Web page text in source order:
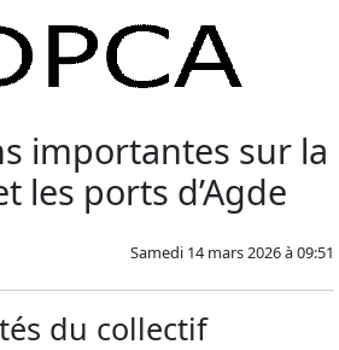
importantes sur la
les ports d’Agde
Samedi 14 mars 2026 à 09:51
du collectif